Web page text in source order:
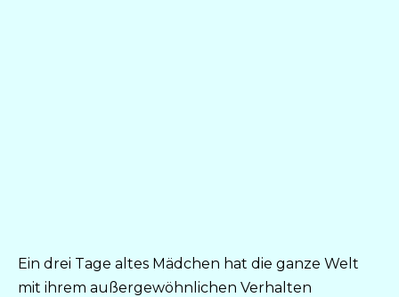
Ein drei Tage altes Mädchen hat die ganze Welt
mit ihrem außergewöhnlichen Verhalten